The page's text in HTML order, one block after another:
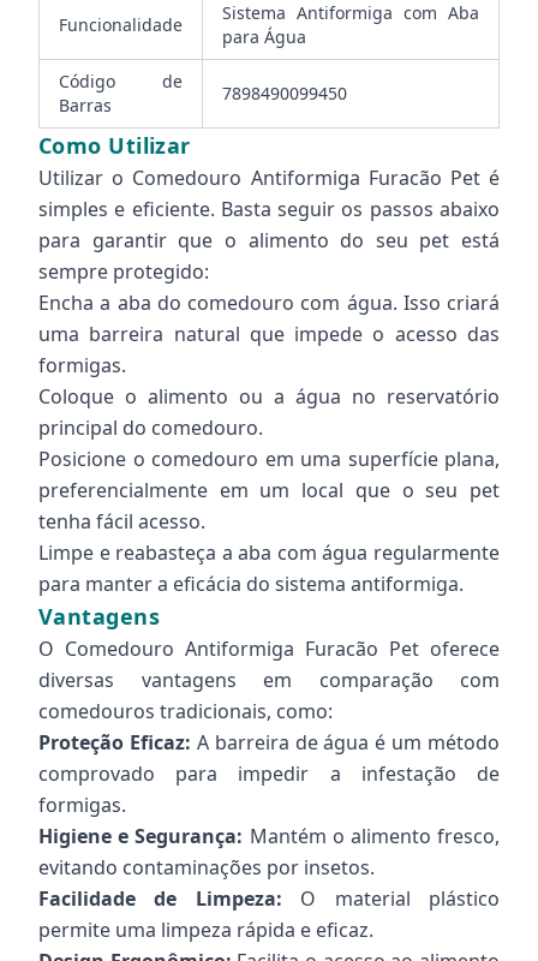
Funcionalidade
Sistema Antiformiga com Aba
para Água
Código de
Barras
7898490099450
Como Utilizar
Utilizar o Comedouro Antiformiga Furacão Pet é
simples e eficiente. Basta seguir os passos abaixo
para garantir que o alimento do seu pet está
sempre protegido:
Encha a aba do comedouro com água. Isso criará
uma barreira natural que impede o acesso das
formigas.
Coloque o alimento ou a água no reservatório
principal do comedouro.
Posicione o comedouro em uma superfície plana,
preferencialmente em um local que o seu pet
tenha fácil acesso.
Limpe e reabasteça a aba com água regularmente
para manter a eficácia do sistema antiformiga.
Vantagens
O Comedouro Antiformiga Furacão Pet oferece
diversas vantagens em comparação com
comedouros tradicionais, como:
Proteção Eficaz: A barreira de água é um método
comprovado para impedir a infestação de
formigas.
Higiene e Segurança: Mantém o alimento fresco,
evitando contaminações por insetos.
Facilidade de Limpeza: O material plástico
permite uma limpeza rápida e eficaz.